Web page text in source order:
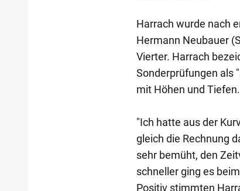
Harrach wurde nach
Hermann Neubauer
Vierter. Harrach
Sonderprüfungen als
mit Höhen und Tiefen.
"Ich hatte aus der
gleich die Rechnung
sehr bemüht, den
schneller ging es
Positiv stimmten